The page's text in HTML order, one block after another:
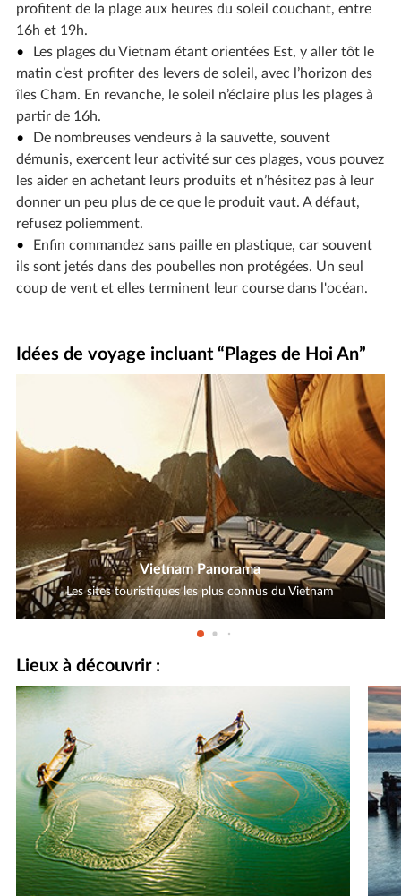
profitent de la plage aux heures du soleil couchant, entre
16h et 19h.
Les plages du Vietnam étant orientées Est, y aller tôt le
matin c’est profiter des levers de soleil, avec l’horizon des
îles Cham. En revanche, le soleil n’éclaire plus les plages à
partir de 16h.
De nombreuses vendeurs à la sauvette, souvent
démunis, exercent leur activité sur ces plages, vous pouvez
les aider en achetant leurs produits et n’hésitez pas à leur
donner un peu plus de ce que le produit vaut. A défaut,
refusez poliemment.
Enfin commandez sans paille en plastique, car souvent
ils sont jetés dans des poubelles non protégées. Un seul
coup de vent et elles terminent leur course dans l'océan.
Idées de voyage incluant “Plages de Hoi An”
Vietnam Panorama
Les sites touristiques les plus connus du Vietnam
Lieux à découvrir :